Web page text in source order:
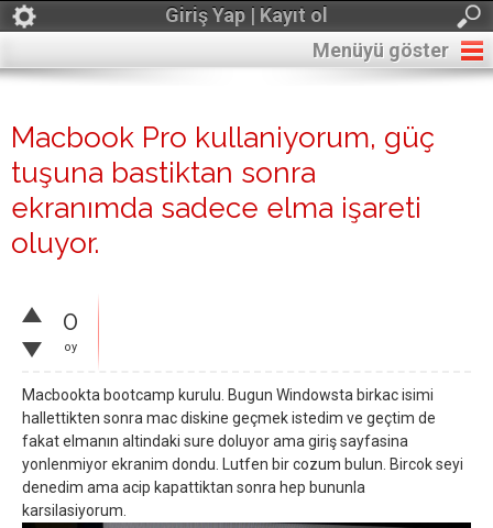
Giriş Yap | Kayıt ol
Menüyü göster
Macbook Pro kullaniyorum, güç
tuşuna bastiktan sonra
ekranımda sadece elma işareti
oluyor.
0
oy
Macbookta bootcamp kurulu. Bugun Windowsta birkac isimi
hallettikten sonra mac diskine geçmek istedim ve geçtim de
fakat elmanın altindaki sure doluyor ama giriş sayfasina
yonlenmiyor ekranim dondu. Lutfen bir cozum bulun. Bircok seyi
denedim ama acip kapattiktan sonra hep bununla
karsilasiyorum.